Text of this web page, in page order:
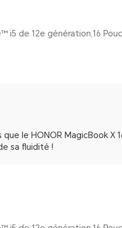
le HONOR MagicBook
sa fluidité !